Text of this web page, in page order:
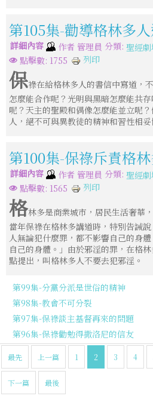
第105集-勸導格林多
詳細內容 作者 管理員 分類: 聖經劇
點擊數: 1755
列印
保祿在給格林多人的書信中寫道，
怎麼能合作呢？光明與黑暗怎麼能共
呢？天主的聖殿和偶像怎麼能並立呢
人，絕不可與異教徒的精神和習性相妥
第100集-保祿斥責格
詳細內容 作者 管理員 分類: 聖經劇
點擊數: 1565
列印
格林多是商業城市，居民生活奢華
當年保祿在格林多講道時，特別告誡
人無論犯什麼罪，都不影響自己的身
自己的身體。」由於邪淫的罪，在格
點提出，叫格林多人不要去犯邪淫。
第99集-分黨分派是世俗的精神
第98集-教會不可分裂
第97集-保祿談主基督再來的問題
第96集-保祿勸勉得撒洛尼的信友
最先 上一篇 1 2 3 4
下一篇 最後